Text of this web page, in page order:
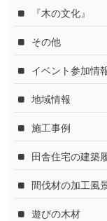
『木の文化』
その他
イベント参加情
地域情報
施工事例
田舎住宅の建築
間伐材の加工風
遊びの木材